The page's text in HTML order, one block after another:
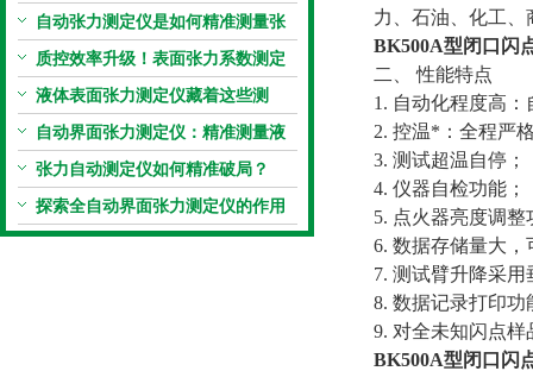
自动张力测定仪是如何精准测量张
力的？
质控效率升级！表面张力系数测定
仪真香警告
液体表面张力测定仪藏着这些测
定“小窍门”
自动界面张力测定仪：精准测量液
体界面张力的关键设备
张力自动测定仪如何精准破局？
探索全自动界面张力测定仪的作用
力、石油、化工
BK500A型闭口闪
二、 性能特点
1. 自动化程度高
2. 控温*：全程严
3. 测试超温自停；
4. 仪器自检功能；
5. 点火器亮度调整
6. 数据存储量大，
7. 测试臂升降采用
8. 数据记录打印功
9. 对全未知闪点
BK500A型闭口闪